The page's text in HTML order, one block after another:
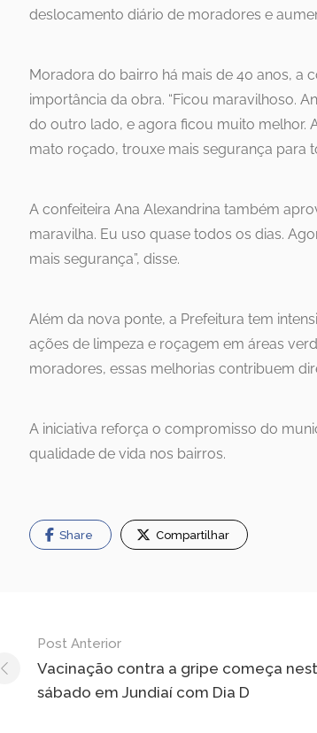
deslocamento diário de moradores e
Moradora do bairro há mais de 40 anos, a
importância da obra. “Ficou maravilhoso.
do outro lado, e agora ficou muito melhor.
mato roçado, trouxe mais segurança para
A confeiteira Ana Alexandrina também
maravilha. Eu uso quase todos os dias.
mais segurança”, disse.
Além da nova ponte, a Prefeitura tem
ações de limpeza e roçagem em áreas
moradores, essas melhorias contribuem
A iniciativa reforça o compromisso do
qualidade de vida nos bairros.
Share Compartilhar
Navegação
de
Post
Post Anterior
Vacinação contra a gripe começa
sábado em Jundiaí com Dia D